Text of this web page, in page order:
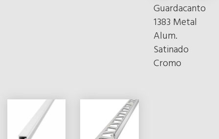
Guardacanto
1383 Metal
Alum.
Satinado
Cromo